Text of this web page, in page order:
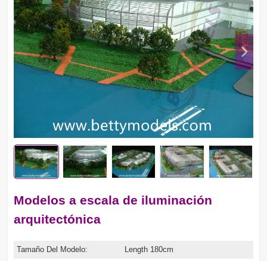
Modelos a escala de iluminación
arquitectónica
Tamaño Del Modelo:
Length 180cm